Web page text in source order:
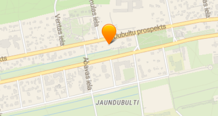
ваксация в Юрмале
парикмахерская по субботам в Юрмале парикмахер в
Юрмале
Бритье бороды в Юрмале
Маникюр в Юрмале
Педкир в Юрмале